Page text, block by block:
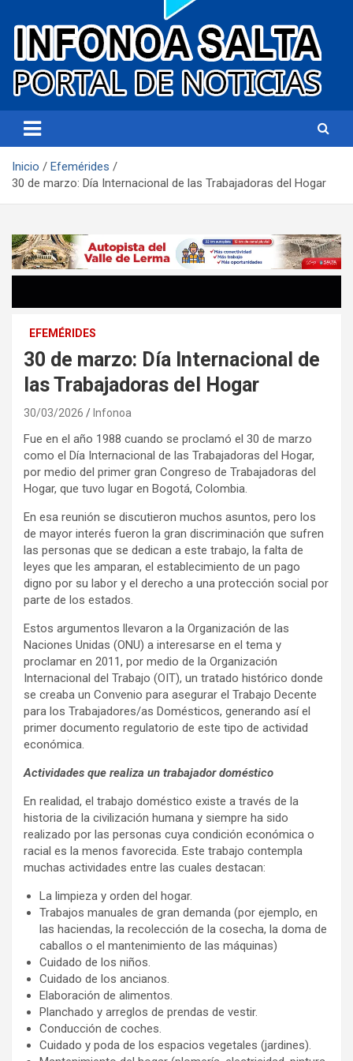
Infonoa Salta
Inicio
Efemérides
30 de marzo: Día Internacional de las Trabajadoras del Hogar
EFEMÉRIDES
30 de marzo: Día Internacional de
las Trabajadoras del Hogar
30/03/2026 Infonoa
Fue en el año 1988 cuando se proclamó el 30 de marzo
como el Día Internacional de las Trabajadoras del Hogar,
por medio del primer gran Congreso de Trabajadoras del
Hogar, que tuvo lugar en Bogotá, Colombia.
En esa reunión se discutieron muchos asuntos, pero los
de mayor interés fueron la gran discriminación que sufren
las personas que se dedican a este trabajo, la falta de
leyes que les amparan, el establecimiento de un pago
digno por su labor y el derecho a una protección social por
parte de los estados.
Estos argumentos llevaron a la Organización de las
Naciones Unidas (ONU) a interesarse en el tema y
proclamar en 2011, por medio de la Organización
Internacional del Trabajo (OIT), un tratado histórico donde
se creaba un Convenio para asegurar el Trabajo Decente
para los Trabajadores/as Domésticos, generando así el
primer documento regulatorio de este tipo de actividad
económica.
Actividades que realiza un trabajador doméstico
En realidad, el trabajo doméstico existe a través de la
historia de la civilización humana y siempre ha sido
realizado por las personas cuya condición económica o
racial es la menos favorecida. Este trabajo contempla
muchas actividades entre las cuales destacan:
La limpieza y orden del hogar.
Trabajos manuales de gran demanda (por ejemplo, en
las haciendas, la recolección de la cosecha, la doma de
caballos o el mantenimiento de las máquinas)
Cuidado de los niños.
Cuidado de los ancianos.
Elaboración de alimentos.
Planchado y arreglos de prendas de vestir.
Conducción de coches.
Cuidado y poda de los espacios vegetales (jardines).